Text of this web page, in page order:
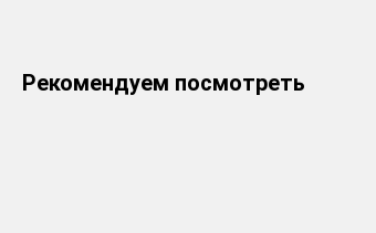
Рекомендуем посмотреть